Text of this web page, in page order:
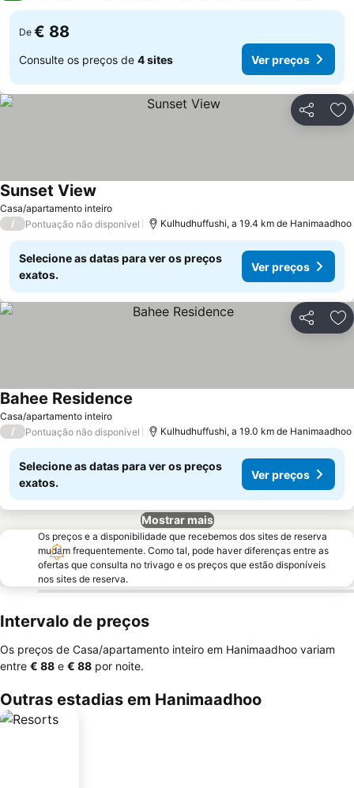
De € 88
Consulte os preços de 4 sites Ver preços
Partilhar
Casa/apartamento inteiro
Sunset View
/ Pontuação não disponível Kulhudhuffushi, a 19.4 km de Hanimaadhoo
Selecione as datas para ver os preços
exatos.
Ver preços
Partilhar
Casa/apartamento inteiro
Bahee Residence
/ Pontuação não disponível Kulhudhuffushi, a 19.0 km de Hanimaadhoo
Selecione as datas para ver os preços
exatos.
Ver preços
Mostrar mais
Os preços e a disponibilidade que recebemos dos sites de reserva
mudam frequentemente. Como tal, pode haver diferenças entre as
ofertas que consulta no trivago e os preços que estão disponíveis
nos sites de reserva.
Intervalo de preços
Os preços de Casa/apartamento inteiro em Hanimaadhoo variam
entre ‎€ 88 e ‎€ 88 por noite.
Outras estadias em Hanimaadhoo